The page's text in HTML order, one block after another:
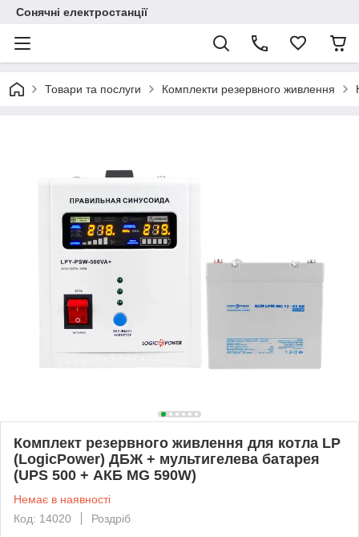
Сонячні електростанції
Товари та послуги Комплекти резервного живлення
Комплект резервного живлення для котла LP
(LogicPower) ДБЖ + мультигелева батарея
(UPS 500 + АКБ MG 590W)
Немає в наявності
Код: 14020
Роздріб